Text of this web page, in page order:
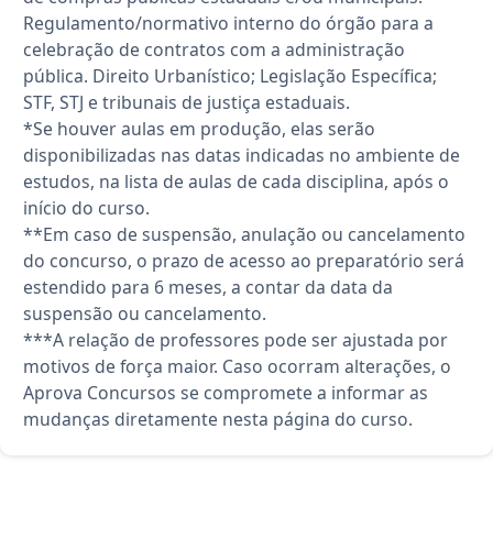
Regulamento/normativo interno do órgão para a
celebração de contratos com a administração
pública. Direito Urbanístico; Legislação Específica;
STF, STJ e tribunais de justiça estaduais.
*Se houver aulas em produção, elas serão
disponibilizadas nas datas indicadas no ambiente de
estudos, na lista de aulas de cada disciplina, após o
início do curso.
**Em caso de suspensão, anulação ou cancelamento
do concurso, o prazo de acesso ao preparatório será
estendido para 6 meses, a contar da data da
suspensão ou cancelamento.
***A relação de professores pode ser ajustada por
motivos de força maior. Caso ocorram alterações, o
Aprova Concursos se compromete a informar as
mudanças diretamente nesta página do curso.